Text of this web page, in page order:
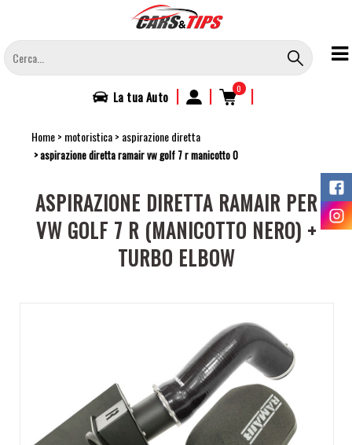
contenuto
principale
La tuaAuto | | 0 |
Home motoristica aspirazione diretta
aspirazione diretta ramair vw golf 7 r manicotto 0
ASPIRAZIONE DIRETTA RAMAIR PER
VW GOLF 7 R (MANICOTTO NERO) +
TURBO ELBOW